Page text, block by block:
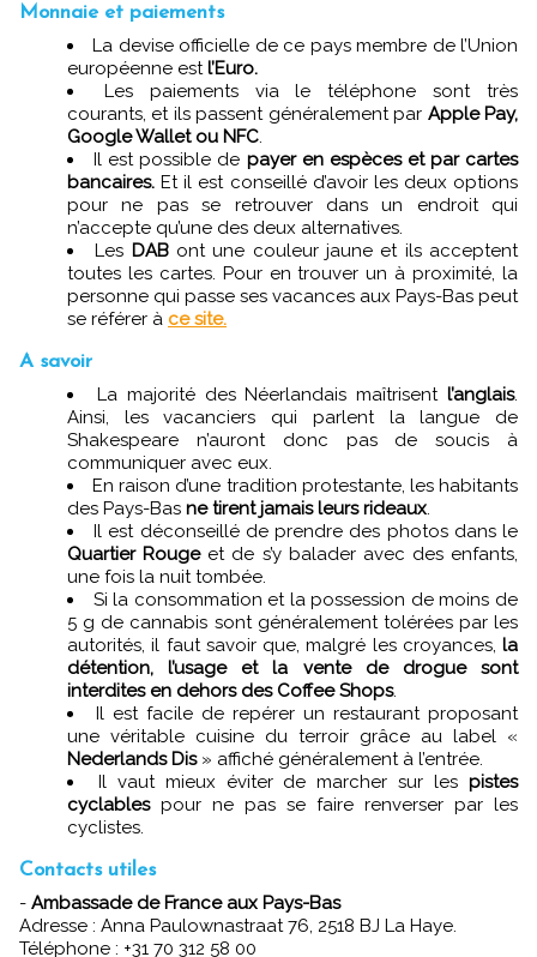
Monnaie et paiements
La devise officielle de ce pays membre de l’Union
européenne estl’Euro.
Les paiements via le téléphone sont très
courants, et ils passent généralement par Apple Pay,
Google Wallet ou NFC.
Il est possible de payer en espèces et par cartes
bancaires.Et il est conseillé d’avoir les deux options
pour ne pas se retrouver dans un endroit qui
n’accepte qu’une des deux alternatives.
Les DAB ont une couleur jaune et ils acceptent
toutes les cartes. Pour en trouver un à proximité, la
personne qui passe ses vacances aux Pays-Bas peut
se référer à ce site.
A savoir
La majorité des Néerlandais maîtrisentl’anglais.
Ainsi, les vacanciers qui parlent la langue de
Shakespeare n’auront donc pas de soucis à
communiquer avec eux.
En raison d’une tradition protestante, les habitants
des Pays-Bas ne tirent jamais leurs rideaux.
Il est déconseillé de prendre des photos dans le
Quartier Rougeet de s’y balader avec des enfants,
une fois la nuit tombée.
Si la consommation et la possession de moins de
5 g de cannabis sont généralement tolérées par les
autorités, il faut savoir que, malgré les croyances, la
détention, l’usage et la vente de drogue sont
interdites en dehors des Coffee Shops.
Il est facile de repérer un restaurant proposant
une véritable cuisine du terroir grâce au label «
Nederlands Dis» affiché généralement à l’entrée.
Il vaut mieux éviter de marcher sur lespistes
cyclablespour ne pas se faire renverser par les
cyclistes.
Contacts utiles
Ambassade de France aux Pays-Bas
Adresse : Anna Paulownastraat 76, 2518 BJ La Haye.
Téléphone : +31 70 312 58 00